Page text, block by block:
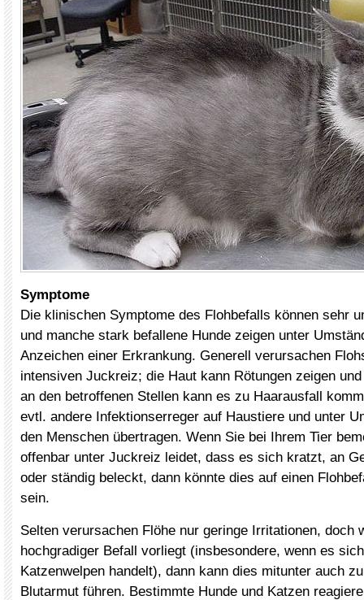
Symptome
Die klinischen Symptome des Flohbefalls können sehr
und manche stark befallene Hunde zeigen unter
Anzeichen einer Erkrankung. Generell verursachen
intensiven Juckreiz; die Haut kann Rötungen zeigen
an den betroffenen Stellen kann es zu Haarausfall
evtl. andere Infektionserreger auf Haustiere und unter
den Menschen übertragen. Wenn Sie bei Ihrem Tier
offenbar unter Juckreiz leidet, dass es sich kratzt, an
oder ständig beleckt, dann könnte dies auf einen
sein.
Selten verursachen Flöhe nur geringe Irritationen, doch
hochgradiger Befall vorliegt (insbesondere, wenn es
Katzenwelpen handelt), dann kann dies mitunter auch
Blutarmut führen. Bestimmte Hunde und Katzen